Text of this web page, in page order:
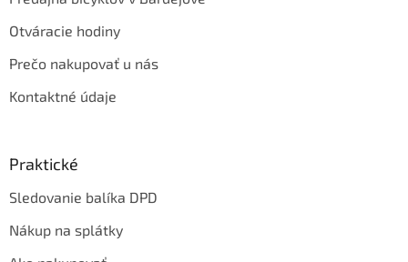
Otváracie hodiny
Prečo nakupovať u nás
Kontaktné údaje
Praktické
Sledovanie balíka DPD
Nákup na splátky